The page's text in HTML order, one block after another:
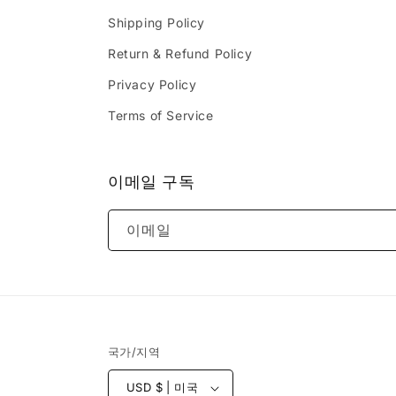
Shipping Policy
Return & Refund Policy
Privacy Policy
Terms of Service
이메일 구독
이메일
국가/지역
USD $ | 미국